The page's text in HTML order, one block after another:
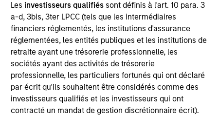
Les investisseurs qualifiés sont définis à l'art. 10 para. 3
a-d, 3bis, 3ter LPCC (tels que les intermédiaires
financiers réglementés, les institutions d'assurance
réglementées, les entités publiques et les institutions de
retraite ayant une trésorerie professionnelle, les
sociétés ayant des activités de trésorerie
professionnelle, les particuliers fortunés qui ont déclaré
par écrit qu'ils souhaitent être considérés comme des
investisseurs qualifiés et les investisseurs qui ont
contracté un mandat de gestion discrétionnaire écrit).
Invested on
Dec 2015
Transaction Type
First Institutional
Realization Date
Jul 2019